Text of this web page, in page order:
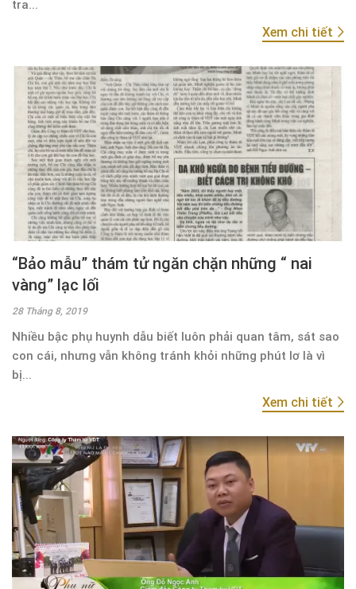
tra...
Xem chi tiết
“Bảo mẫu” thám tử ngăn chặn những “ nai
vàng” lạc lối
28 Tháng 8, 2019
Nhiều bậc phụ huynh dẫu biết luôn phải quan tâm, sát sao
con cái, nhưng vẫn không tránh khỏi những phút lơ là vì
bị...
Xem chi tiết